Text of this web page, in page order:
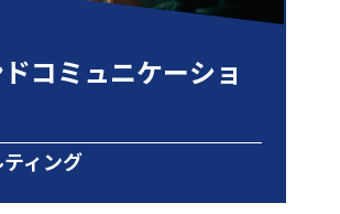
コミュニケーショ
ィング